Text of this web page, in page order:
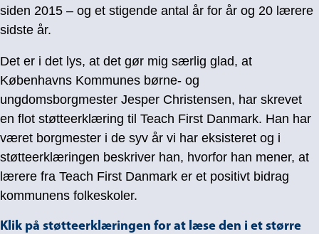
siden 2015 – og et stigende antal år for år og 20 lærere
sidste år.
Det er i det lys, at det gør mig særlig glad, at
Københavns Kommunes børne- og
ungdomsborgmester Jesper Christensen, har skrevet
en flot støtteerklæring til Teach First Danmark. Han har
været borgmester i de syv år vi har eksisteret og i
støtteerklæringen beskriver han, hvorfor han mener, at
lærere fra Teach First Danmark er et positivt bidrag
kommunens folkeskoler.
Klik på støtteerklæringen for at læse den i et større